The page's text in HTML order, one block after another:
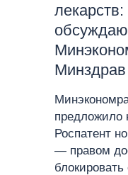
лекарств:
Минздрав
предложило
Роспатент
— правом
блокировать